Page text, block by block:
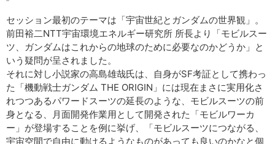
セッション最初のテーマは「宇宙世紀とガンダムの世界観」。
前田裕二NTT宇宙環境エネルギー研究所 所長より「モビルスー
ツ、ガンダムはこれからの地球のために必要なのかどうか」と
いう疑問が呈されました。
それに対し小説家の高島雄哉氏は、自身がSF考証として携わっ
た「機動戦士ガンダム THE ORIGIN」には現在まさに実用化さ
れつつあるパワードスーツの延長のような、モビルスーツの前
身となる、月面開発作業用として開発された「モビルワーカ
ー」が登場することを例に挙げ、「モビルスーツにつながる、
宇宙空間で自由に動けるようなものがあっても良いのかなと個